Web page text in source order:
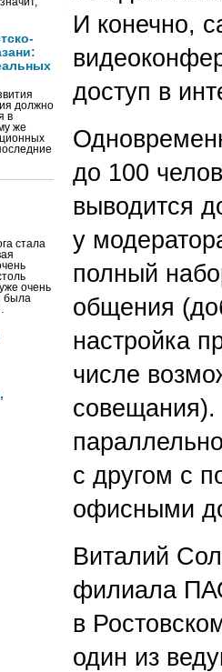
должно
в
же
стала
очень
была
И конечно,
доступ в
до 100
выводится
у
полный
общения
настройка
числе
совещания).
с другом с
офисными
Виталий
филиала
в
один из